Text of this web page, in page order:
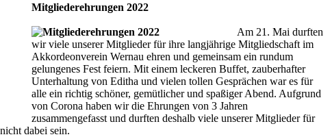
Mitgliederehrungen 2022
Am 21. Mai durften
wir viele unserer Mitglieder für ihre langjährige Mitgliedschaft im
Akkordeonverein Wernau ehren und gemeinsam ein rundum
gelungenes Fest feiern. Mit einem leckeren Buffet, zauberhafter
Unterhaltung von Editha und vielen tollen Gesprächen war es für
alle ein richtig schöner, gemütlicher und spaßiger Abend. Aufgrund
von Corona haben wir die Ehrungen von 3 Jahren
zusammengefasst und durften deshalb viele unserer Mitglieder für
dabei sein.